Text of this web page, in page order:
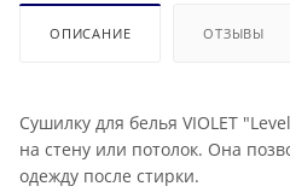
ОПИСАНИЕ ОТЗЫВЫ
Сушилку для белья VIOLET
на стену или потолок. Она
одежду после стирки.